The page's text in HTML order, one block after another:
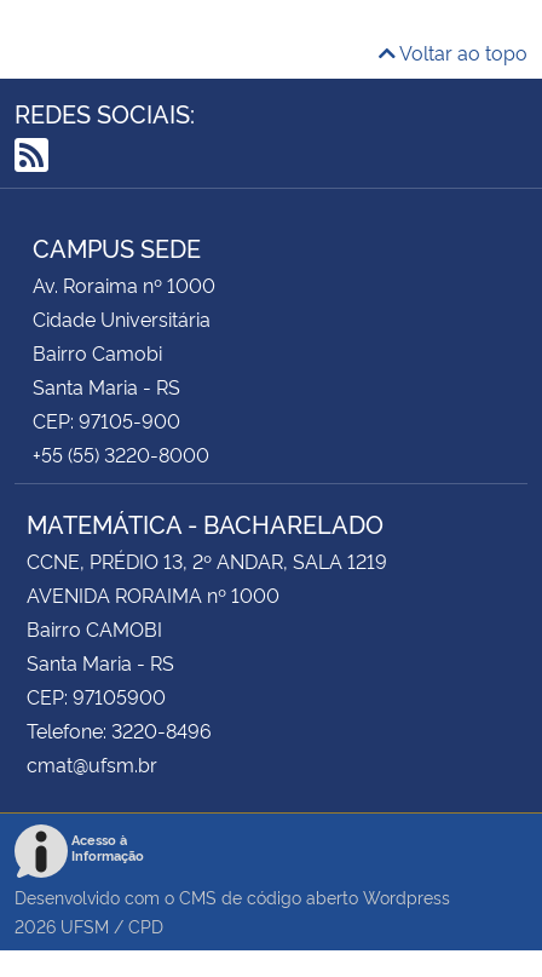
Voltar ao topo
REDES SOCIAIS:
RSS
CAMPUS SEDE
Av. Roraima nº 1000
Cidade Universitária
Bairro Camobi
Santa Maria - RS
CEP: 97105-900
+55 (55) 3220-8000
MATEMÁTICA - BACHARELADO
CCNE, PRÉDIO 13, 2º ANDAR, SALA 1219
AVENIDA RORAIMA nº 1000
Bairro CAMOBI
Santa Maria - RS
CEP: 97105900
Telefone: 3220-8496
cmat@ufsm.br
Acesso à
Informação
Desenvolvido com o CMS de código aberto Wordpress
2026 UFSM / CPD